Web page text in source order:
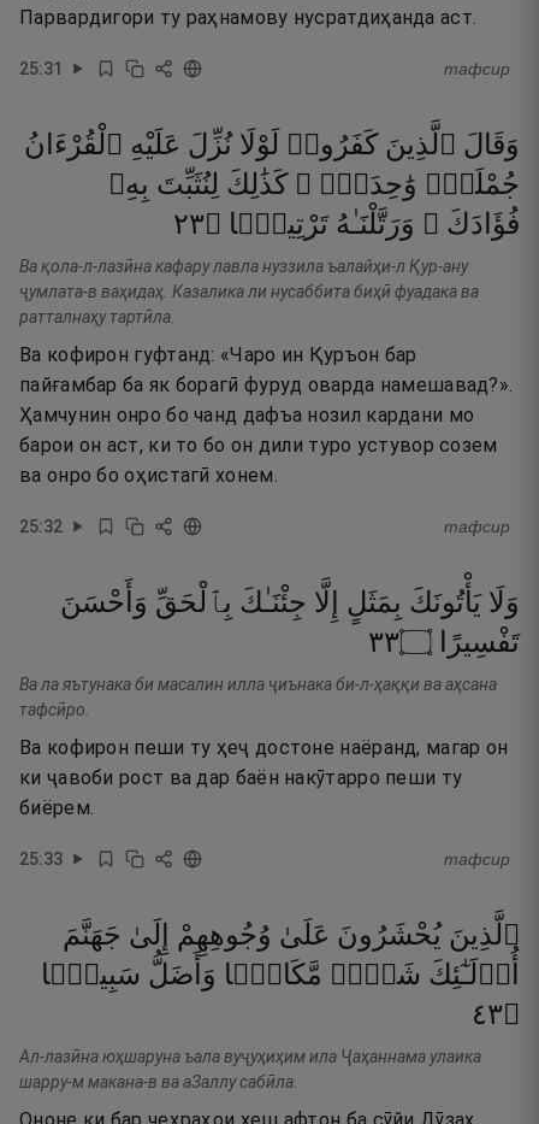
Парвардигори ту раҳнамову нусратдиҳанда аст.
25:31 тафсир
وَقَالَ ٱلَّذِينَ كَفَرُوا۟ لَوْلَا نُزِّلَ عَلَيْهِ ٱلْقُرْءَانُ
جُمْلَةًۭ وَٰحِدَةًۭ ۚ كَذَٰلِكَ لِنُثَبِّتَ بِهِۦ
فُؤَادَكَ ۖ وَرَتَّلْنَـٰهُ تَرْتِيلًۭا ۝٣٢
Ва қола-л-лазӣна кафару лавла нуззила ъалайҳи-л Қур-ану
ҷумлата-в ваҳидаҳ. Казалика ли нусаббита биҳӣ фуадака ва
ратталнаҳу тартӣла.
Ва кофирон гуфтанд: «Чаро ин Қуръон бар
пайғамбар ба як борагӣ фуруд оварда намешавад?».
Ҳамчунин онро бо чанд дафъа нозил кардани мо
барои он аст, ки то бо он дили туро устувор созем
ва онро бо оҳистагӣ хонем.
25:32 тафсир
وَلَا يَأْتُونَكَ بِمَثَلٍ إِلَّا جِئْنَـٰكَ بِٱلْحَقِّ وَأَحْسَنَ
تَفْسِيرًا
۝٣٣
Ва ла яътунака би масалин илла ҷиънака би-л-ҳаққи ва аҳсана
тафсӣро.
Ва кофирон пеши ту ҳеҷ достоне наёранд, магар он
ки ҷавоби рост ва дар баён накӯтарро пеши ту
биёрем.
25:33 тафсир
ٱلَّذِينَ يُحْشَرُونَ عَلَىٰ وُجُوهِهِمْ إِلَىٰ جَهَنَّمَ
أُو۟لَـٰٓئِكَ شَرٌّۭ مَّكَانًۭا وَأَضَلُّ سَبِيلًۭا
۝٣٤
Ал-лазӣна юҳшаруна ъала вуҷуҳиҳим ила Ҷаҳаннама улаика
шарру-м макана-в ва аЗаллу сабӣла.